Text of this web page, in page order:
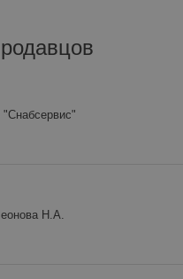
Н.А.